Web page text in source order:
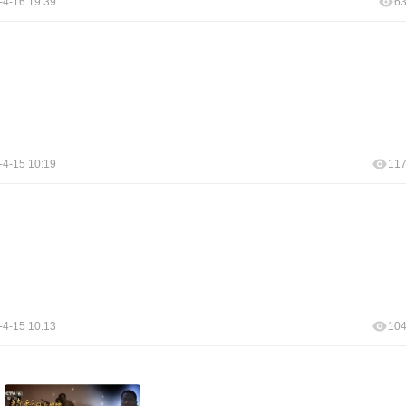
15 10:19
15 10:13